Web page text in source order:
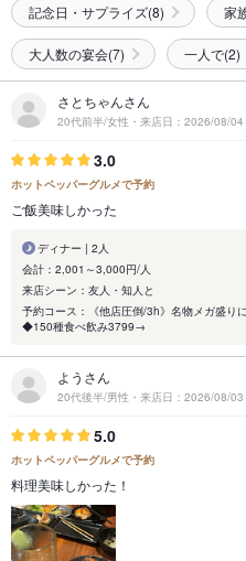
記念日・サプライズ(8) 家
大人数の宴会(7) 一人で(2)
さとちゃんさん
20代前半/女性・来店日：2026/08/04
3.0
ホットペッパーグルメで予約
ご飯美味しかった
ディナー | 2人
会計：2,001～3,000円/人
来店シーン：友人・知人と
予約コース：《他店圧倒/3h》名物メガ盛り
◆150種食べ飲み3799→
ようさん
20代後半/男性・来店日：2026/08/03
5.0
ホットペッパーグルメで予約
料理美味しかった！